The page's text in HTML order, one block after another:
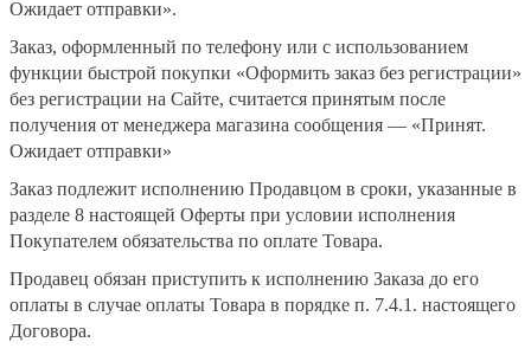
Ожидает отправки».
Заказ, оформленный по телефону или с использованием
функции быстрой покупки «Оформить заказ без регистрации»
без регистрации на Сайте, считается принятым после
получения от менеджера магазина сообщения — «Принят.
Ожидает отправки»
Заказ подлежит исполнению Продавцом в сроки, указанные в
разделе 8 настоящей Оферты при условии исполнения
Покупателем обязательства по оплате Товара.
Продавец обязан приступить к исполнению Заказа до его
оплаты в случае оплаты Товара в порядке п. 7.4.1. настоящего
Договора.